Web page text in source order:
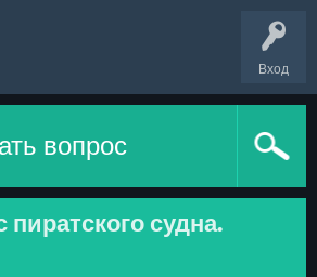
Вход
вопрос
пиратского судна.